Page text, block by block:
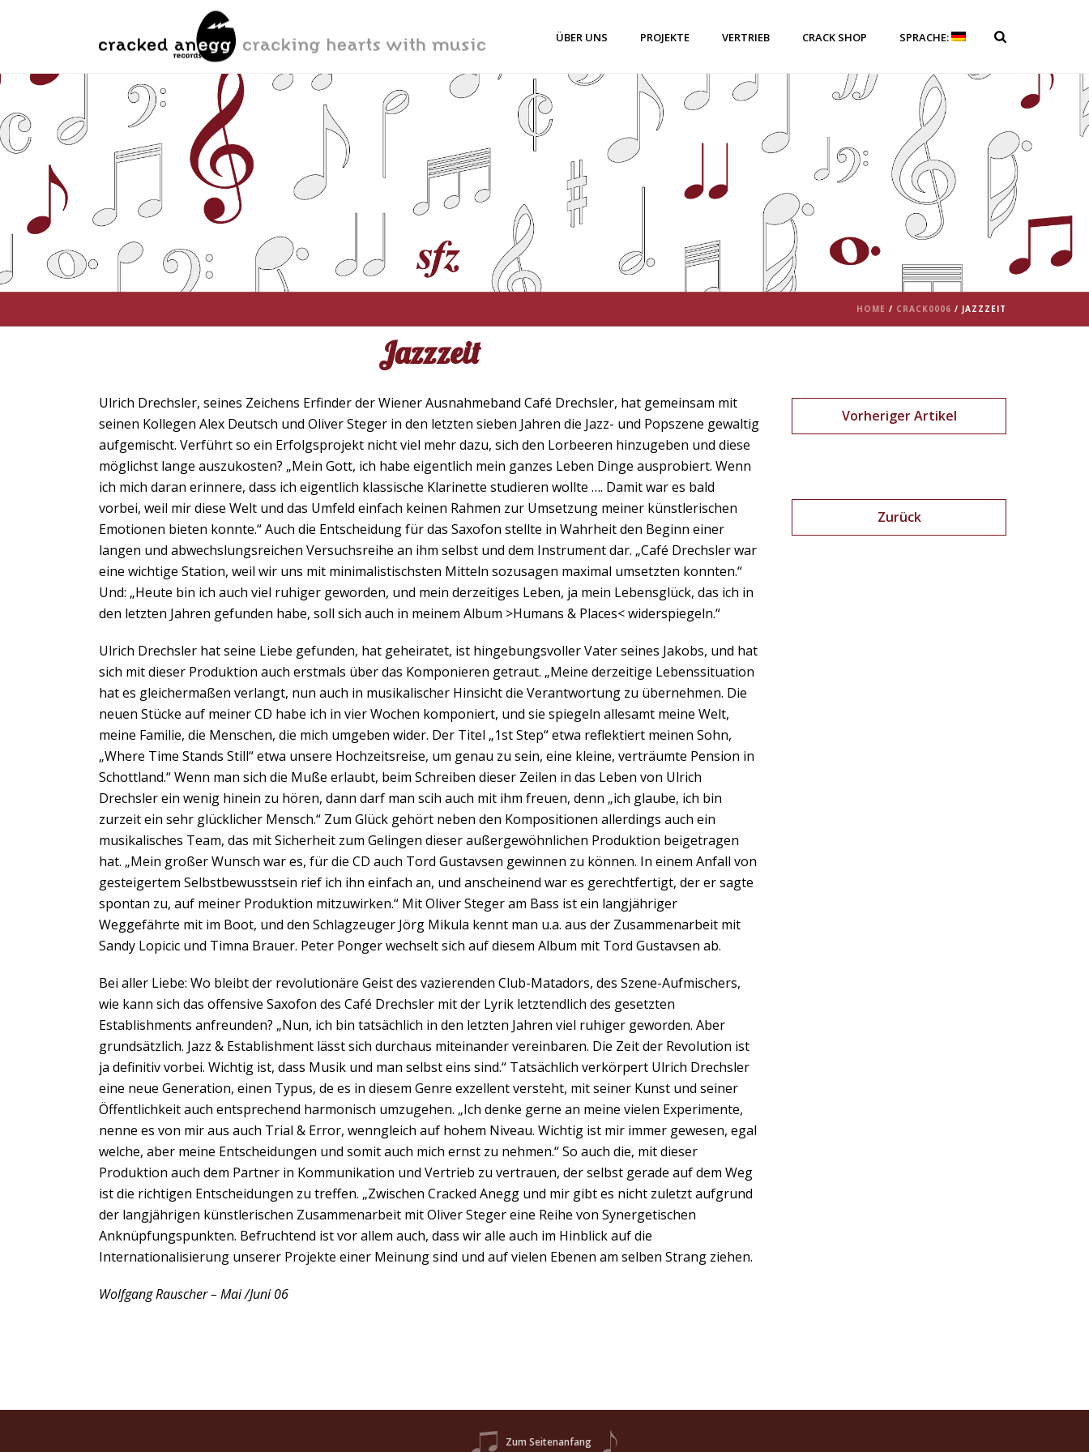
ÜBER UNS PROJEKTE VERTRIEB CRACK SHOP SPRACHE:
HOME / CRACK0006 / JAZZZEIT
Jazzzeit
Ulrich Drechsler, seines Zeichens Erfinder der Wiener Ausnahmeband Café Drechsler, hat gemeinsam mit
seinen Kollegen Alex Deutsch und Oliver Steger in den letzten sieben Jahren die Jazz- und Popszene gewaltig
aufgemischt. Verführt so ein Erfolgsprojekt nicht viel mehr dazu, sich den Lorbeeren hinzugeben und diese
möglichst lange auszukosten? „Mein Gott, ich habe eigentlich mein ganzes Leben Dinge ausprobiert. Wenn
ich mich daran erinnere, dass ich eigentlich klassische Klarinette studieren wollte …. Damit war es bald
vorbei, weil mir diese Welt und das Umfeld einfach keinen Rahmen zur Umsetzung meiner künstlerischen
Emotionen bieten konnte.“ Auch die Entscheidung für das Saxofon stellte in Wahrheit den Beginn einer
langen und abwechslungsreichen Versuchsreihe an ihm selbst und dem Instrument dar. „Café Drechsler war
eine wichtige Station, weil wir uns mit minimalistischsten Mitteln sozusagen maximal umsetzten konnten.“
Und: „Heute bin ich auch viel ruhiger geworden, und mein derzeitiges Leben, ja mein Lebensglück, das ich in
den letzten Jahren gefunden habe, soll sich auch in meinem Album >Humans & Places< widerspiegeln.“
Ulrich Drechsler hat seine Liebe gefunden, hat geheiratet, ist hingebungsvoller Vater seines Jakobs, und hat
sich mit dieser Produktion auch erstmals über das Komponieren getraut. „Meine derzeitige Lebenssituation
hat es gleichermaßen verlangt, nun auch in musikalischer Hinsicht die Verantwortung zu übernehmen. Die
neuen Stücke auf meiner CD habe ich in vier Wochen komponiert, und sie spiegeln allesamt meine Welt,
meine Familie, die Menschen, die mich umgeben wider. Der Titel „1st Step“ etwa reflektiert meinen Sohn,
„Where Time Stands Still“ etwa unsere Hochzeitsreise, um genau zu sein, eine kleine, verträumte Pension in
Schottland.“ Wenn man sich die Muße erlaubt, beim Schreiben dieser Zeilen in das Leben von Ulrich
Drechsler ein wenig hinein zu hören, dann darf man scih auch mit ihm freuen, denn „ich glaube, ich bin
zurzeit ein sehr glücklicher Mensch.“ Zum Glück gehört neben den Kompositionen allerdings auch ein
musikalisches Team, das mit Sicherheit zum Gelingen dieser außergewöhnlichen Produktion beigetragen
hat. „Mein großer Wunsch war es, für die CD auch Tord Gustavsen gewinnen zu können. In einem Anfall von
gesteigertem Selbstbewusstsein rief ich ihn einfach an, und anscheinend war es gerechtfertigt, der er sagte
spontan zu, auf meiner Produktion mitzuwirken.“ Mit Oliver Steger am Bass ist ein langjähriger
Weggefährte mit im Boot, und den Schlagzeuger Jörg Mikula kennt man u.a. aus der Zusammenarbeit mit
Sandy Lopicic und Timna Brauer. Peter Ponger wechselt sich auf diesem Album mit Tord Gustavsen ab.
Bei aller Liebe: Wo bleibt der revolutionäre Geist des vazierenden Club-Matadors, des Szene-Aufmischers,
wie kann sich das offensive Saxofon des Café Drechsler mit der Lyrik letztendlich des gesetzten
Establishments anfreunden? „Nun, ich bin tatsächlich in den letzten Jahren viel ruhiger geworden. Aber
grundsätzlich. Jazz & Establishment lässt sich durchaus miteinander vereinbaren. Die Zeit der Revolution ist
ja definitiv vorbei. Wichtig ist, dass Musik und man selbst eins sind.“ Tatsächlich verkörpert Ulrich Drechsler
eine neue Generation, einen Typus, de es in diesem Genre exzellent versteht, mit seiner Kunst und seiner
Öffentlichkeit auch entsprechend harmonisch umzugehen. „Ich denke gerne an meine vielen Experimente,
nenne es von mir aus auch Trial & Error, wenngleich auf hohem Niveau. Wichtig ist mir immer gewesen, egal
welche, aber meine Entscheidungen und somit auch mich ernst zu nehmen.“ So auch die, mit dieser
Produktion auch dem Partner in Kommunikation und Vertrieb zu vertrauen, der selbst gerade auf dem Weg
ist die richtigen Entscheidungen zu treffen. „Zwischen Cracked Anegg und mir gibt es nicht zuletzt aufgrund
der langjährigen künstlerischen Zusammenarbeit mit Oliver Steger eine Reihe von Synergetischen
Anknüpfungspunkten. Befruchtend ist vor allem auch, dass wir alle auch im Hinblick auf die
Internationalisierung unserer Projekte einer Meinung sind und auf vielen Ebenen am selben Strang ziehen.
Wolfgang Rauscher – Mai /Juni 06
Vorheriger Artikel
Zurück
Zum Seitenanfang